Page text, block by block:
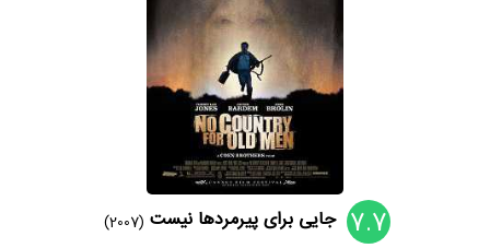
7.7 جایی برای پیرمردها نیست (2007)